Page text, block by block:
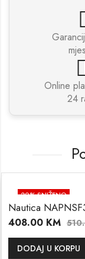
Online
24
20% SNIŽENO
Nautica
408.00 KM
DODAJ U KORPU